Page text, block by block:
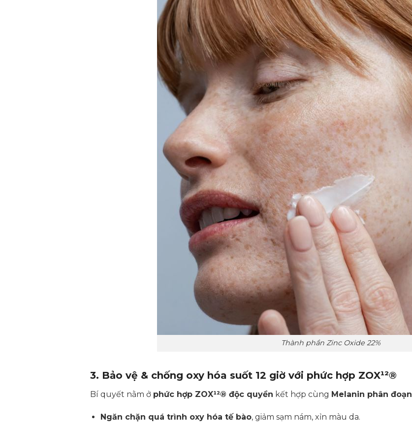
Thành phần Zinc Oxide 22%
3. Bảo vệ & chống oxy hóa suốt 12 giờ với phức hợp ZOX¹²®
Bí quyết nằm ở phức hợp ZOX¹²® độc quyền kết hợp cùng Melanin phân đoạn
Ngăn chặn quá trình oxy hóa tế bào, giảm sạm nám, xỉn màu da.